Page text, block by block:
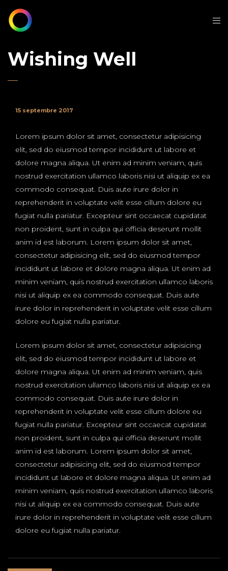
Wishing Well
15 septembre 2017
Lorem ipsum dolor sit amet, consectetur adipisicing
elit, sed do eiusmod tempor incididunt ut labore et
dolore magna aliqua. Ut enim ad minim veniam, quis
nostrud exercitation ullamco laboris nisi ut aliquip ex ea
commodo consequat. Duis aute irure dolor in
reprehenderit in voluptate velit esse cillum dolore eu
fugiat nulla pariatur. Excepteur sint occaecat cupidatat
non proident, sunt in culpa qui officia deserunt mollit
anim id est laborum. Lorem ipsum dolor sit amet,
consectetur adipisicing elit, sed do eiusmod tempor
incididunt ut labore et dolore magna aliqua. Ut enim ad
minim veniam, quis nostrud exercitation ullamco laboris
nisi ut aliquip ex ea commodo consequat. Duis aute
irure dolor in reprehenderit in voluptate velit esse cillum
dolore eu fugiat nulla pariatur.
Lorem ipsum dolor sit amet, consectetur adipisicing
elit, sed do eiusmod tempor incididunt ut labore et
dolore magna aliqua. Ut enim ad minim veniam, quis
nostrud exercitation ullamco laboris nisi ut aliquip ex ea
commodo consequat. Duis aute irure dolor in
reprehenderit in voluptate velit esse cillum dolore eu
fugiat nulla pariatur. Excepteur sint occaecat cupidatat
non proident, sunt in culpa qui officia deserunt mollit
anim id est laborum. Lorem ipsum dolor sit amet,
consectetur adipisicing elit, sed do eiusmod tempor
incididunt ut labore et dolore magna aliqua. Ut enim ad
minim veniam, quis nostrud exercitation ullamco laboris
nisi ut aliquip ex ea commodo consequat. Duis aute
irure dolor in reprehenderit in voluptate velit esse cillum
dolore eu fugiat nulla pariatur.